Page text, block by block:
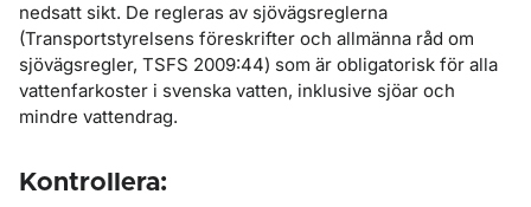
nedsatt sikt. De regleras av sjövägsreglerna
(Transportstyrelsens föreskrifter och allmänna råd om
sjövägsregler, TSFS 2009:44) som är obligatorisk för alla
vattenfarkoster i svenska vatten, inklusive sjöar och
mindre vattendrag.
Kontrollera: